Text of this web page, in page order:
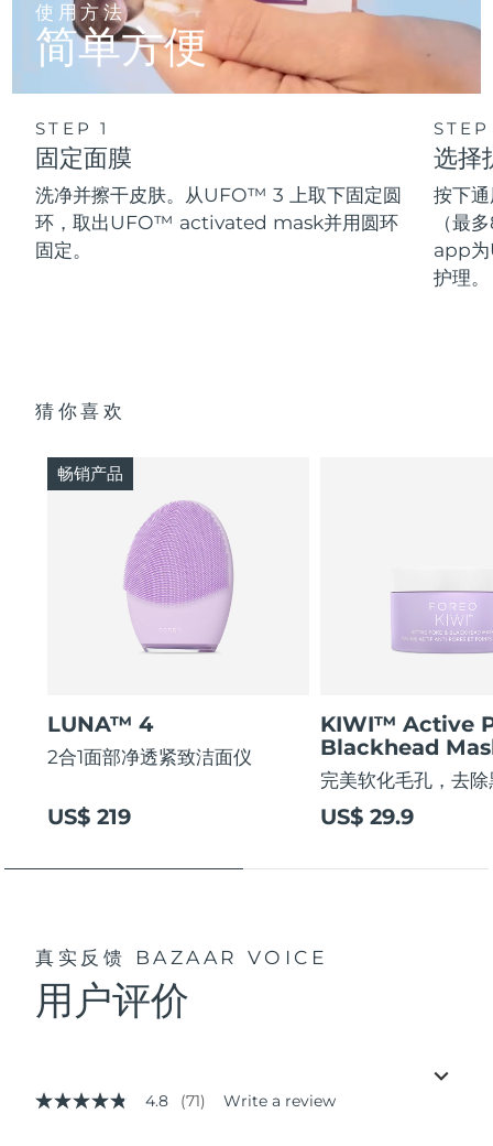
使用方法
简单方便
STEP 1
固定面膜
洗净并擦干皮肤。从UFO™ 3 上取下固定圆
环，取出UFO™ activated mask并用圆环
固定。
选择
按下
（最
app
护理。
猜你喜欢
LUNA™ 4
2合1面部净透紧致洁面仪
US$ 219
畅销产品
KIWI™ Active
Blackhead
完美软化毛孔，去
US$ 29.9
真实反馈 BAZAAR VOICE
用户评价
4.8
4.8 (71) Write a review